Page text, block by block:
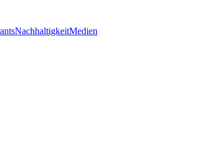
NachhaltigkeitMedien